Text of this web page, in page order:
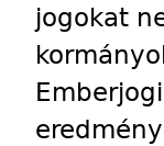
jogokat